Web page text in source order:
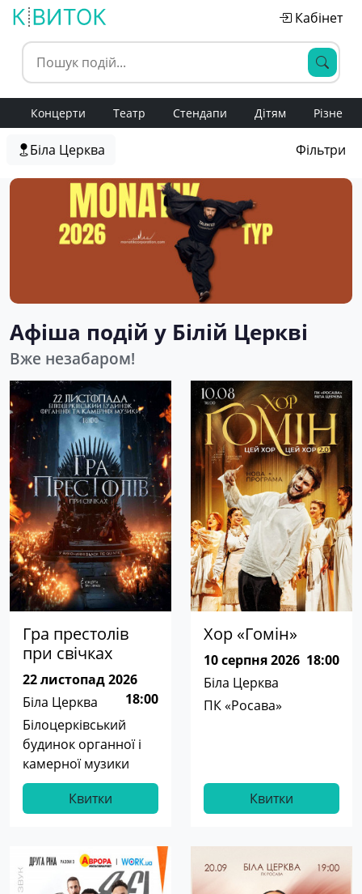
Кабінет
Концерти Театр Стендапи Дітям Різне
Біла Церква Фільтри
Афіша подій у Білій Церкві
Вже незабаром!
Гра престолів
при свічках
22 листопад 2026
18:00
Біла Церква
Білоцерківський
будинок органної і
камерної музики
Квитки
Хор «Гомін»
10 серпня 2026 18:00
Біла Церква
ПК «Росава»
Квитки